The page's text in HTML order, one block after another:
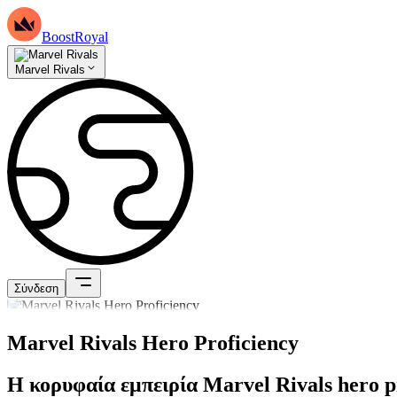
BoostRoyal
Marvel Rivals
Σύνδεση
Marvel Rivals Hero Proficiency
Η κορυφαία εμπειρία Marvel Rivals hero